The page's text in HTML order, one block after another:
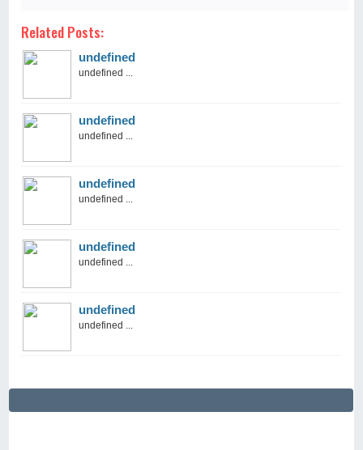
Related Posts:
undefined
undefined ...
undefined
undefined ...
undefined
undefined ...
undefined
undefined ...
undefined
undefined ...